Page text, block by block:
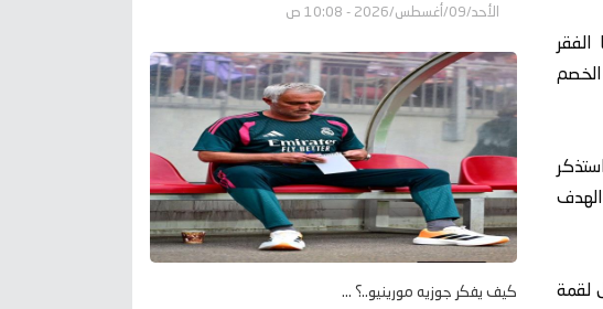
الخصم
لقمة
الأحد/09/أغسطس/2026 - 10:08 ص
كيف يفكر جوزيه مورينيو..؟ ...